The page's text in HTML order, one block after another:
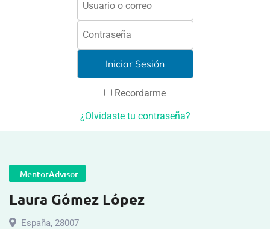
Recordarme
¿Olvidaste tu contraseña?
MentorAdvisor
Laura Gómez López
España, 28007